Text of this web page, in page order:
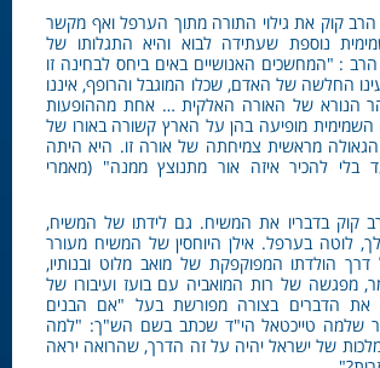
הרב קוק את גילוי התורה מתוך הערפל ואף מקשר
נוספת שעתידה לבוא והיא התגלותו של
: "המחשכים האנושיים באים ביחס לבחינה זו
החלשה של האדם, שכלו המוגבל והרופף, איננו
הנורא של האורה האלקית … אחת מההופעות
מופיעה בהן על הארץ קשורה באורו של
מראשית צמיחתה של אורה זו. היא היתה
בלי להכיר איזה אור מתנוצץ ממנה" (מאמרי
קוק בדבריו את המשיח. גם לידתו של המשיח,
לוטה בערפל. אילן היוחסין של המשיח מעורר
הולדתו המפוקפקת של מואב מלוט ובנותיו,
מפגשה של רות המואביה עם בועז ועיבורו של
את הדברים בצורה מפורשת בעל "אם הבנים
שלמה טייכטאל הי"ד שכתב בשם הש"ך: "למה
של ישראל יהיה על זה הדרך, שהרואה יראה